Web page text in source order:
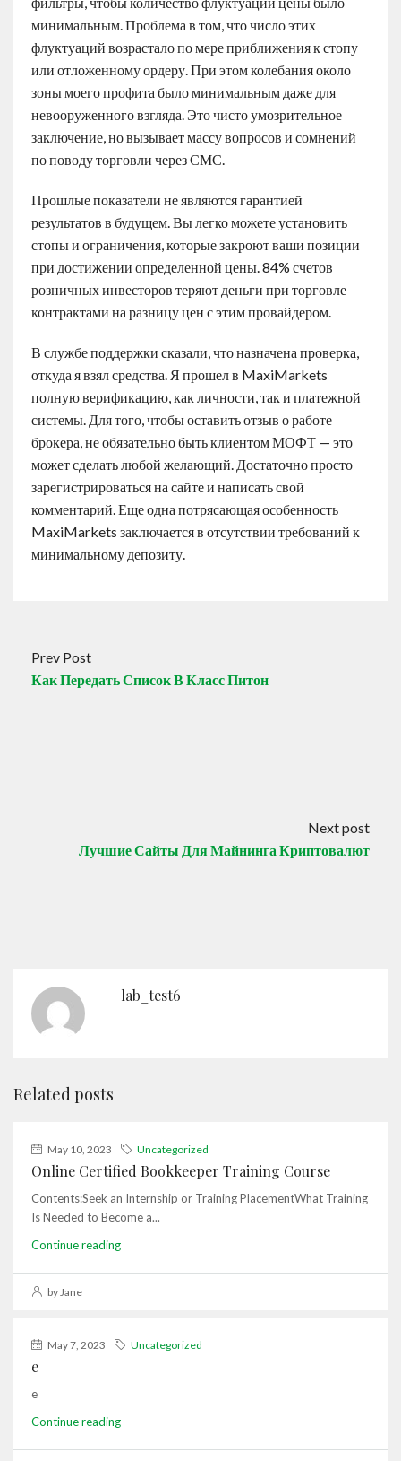
минимальным. Проблема в том, что число этих
флуктуаций возрастало по мере приближения к стопу
или отложенному ордеру. При этом колебания около
зоны моего профита было минимальным даже для
невооруженного взгляда. Это чисто умозрительное
заключение, но вызывает массу вопросов и сомнений
по поводу торговли через СМС.
Прошлые показатели не являются гарантией
результатов в будущем. Вы легко можете установить
стопы и ограничения, которые закроют ваши позиции
при достижении определенной цены. 84% счетов
розничных инвесторов теряют деньги при торговле
контрактами на разницу цен с этим провайдером.
В службе поддержки сказали, что назначена проверка,
откуда я взял средства. Я прошел в MaxiMarkets
полную верификацию, как личности, так и платежной
системы. Для того, чтобы оставить отзыв о работе
брокера, не обязательно быть клиентом МОФТ — это
может сделать любой желающий. Достаточно просто
зарегистрироваться на сайте и написать свой
комментарий. Еще одна потрясающая особенность
MaxiMarkets заключается в отсутствии требований к
минимальному депозиту.
Prev Post
Как Передать Список В Класс Питон
Next post
Лучшие Сайты Для Майнинга Криптовалют
lab_test6
Related posts
May 10, 2023 Uncategorized
Online Certified Bookkeeper Training Course
Contents:Seek an Internship or Training PlacementWhat Training
Is Needed to Become a...
Continue reading
by Jane
May 7, 2023 Uncategorized
e
e
Continue reading